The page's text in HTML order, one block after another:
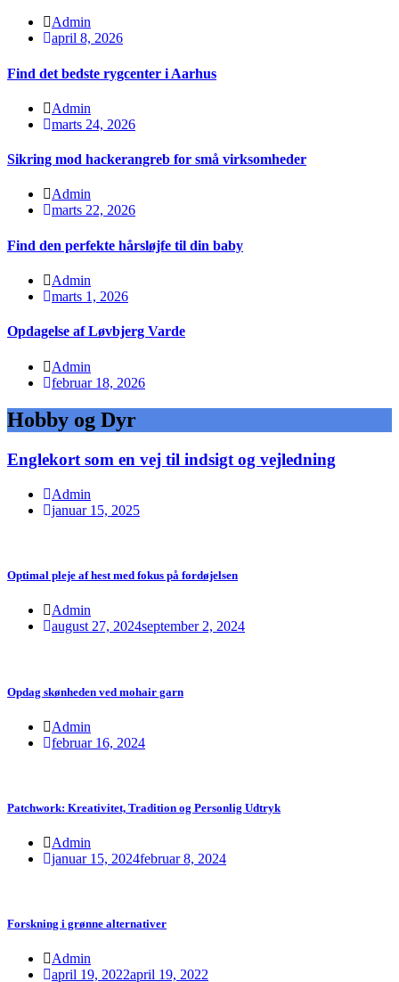
Admin
april 8, 2026
Find det bedste rygcenter i Aarhus
Admin
marts 24, 2026
Sikring mod hackerangreb for små virksomheder
Admin
marts 22, 2026
Find den perfekte hårsløjfe til din baby
Admin
marts 1, 2026
Opdagelse af Løvbjerg Varde
Admin
februar 18, 2026
Hobby og Dyr
Englekort som en vej til indsigt og vejledning
Admin
januar 15, 2025
Optimal pleje af hest med fokus på fordøjelsen
Admin
august 27, 2024september 2, 2024
Opdag skønheden ved mohair garn
Admin
februar 16, 2024
Patchwork: Kreativitet, Tradition og Personlig Udtryk
Admin
januar 15, 2024februar 8, 2024
Forskning i grønne alternativer
Admin
april 19, 2022april 19, 2022